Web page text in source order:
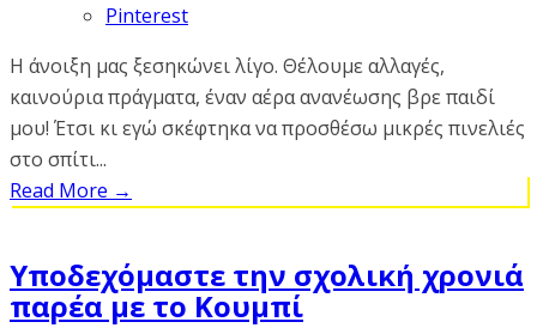
Pinterest
Η άνοιξη μας ξεσηκώνει λίγο. Θέλουμε αλλαγές,
καινούρια πράγματα, έναν αέρα ανανέωσης βρε παιδί
μου! Έτσι κι εγώ σκέφτηκα να προσθέσω μικρές πινελιές
στο σπίτι...
Read More →
Υποδεχόμαστε την σχολική χρονιά
παρέα με το Κουμπί